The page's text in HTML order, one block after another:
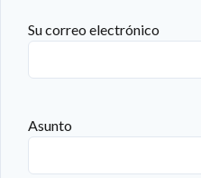
Su correo electrónico
Asunto